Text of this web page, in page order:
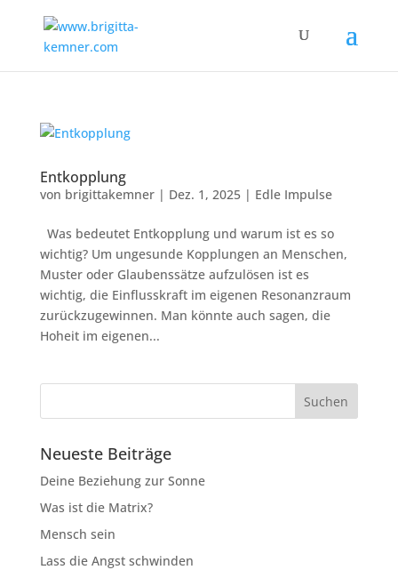
Entkopplung
von brigittakemner| Dez. 1, 2025| Edle Impulse
Was bedeutet Entkopplung und warum ist es so
wichtig? Um ungesunde Kopplungen an Menschen,
Muster oder Glaubenssätze aufzulösen ist es
wichtig, die Einflusskraft im eigenen Resonanzraum
zurückzugewinnen. Man könnte auch sagen, die
Hoheit im eigenen...
Neueste Beiträge
Deine Beziehung zur Sonne
Was ist die Matrix?
Mensch sein
Lass die Angst schwinden